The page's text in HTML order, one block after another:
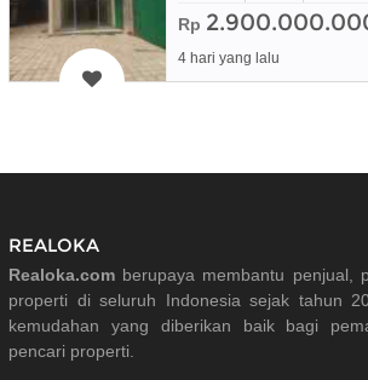
Rp
4 hari yang lalu
REALOKA
Realoka.com berupaya membantu penjual,
properti di seluruh Indonesia sejak tahun
kemudahan yang diberikan baik bagi
pencari properti.